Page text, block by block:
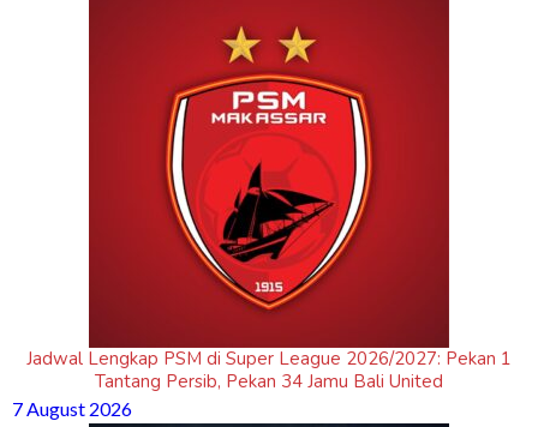
Jadwal Lengkap PSM di Super League 2026/2027: Pekan 1
Tantang Persib, Pekan 34 Jamu Bali United
7 August 2026